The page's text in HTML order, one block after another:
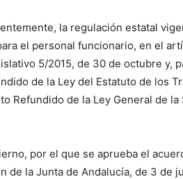
la regulación estatal
el personal funcionario, en el
5/2015, de 30 de octubre y,
de la Ley del Estatuto de los
Refundido de la Ley General de
por el que se aprueba el
la Junta de Andalucía, de 3 de